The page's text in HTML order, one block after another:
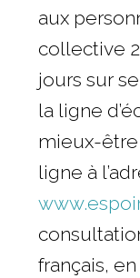
aux
collective
jours sur
la ligne
mieux-être
ligne à
français,